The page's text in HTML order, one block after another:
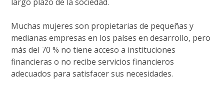
Muchas mujeres son propietarias de pequeñas y
medianas empresas en los países en desarrollo, pero
más del 70 % no tiene acceso a instituciones
financieras o no recibe servicios financieros
adecuados para satisfacer sus necesidades.